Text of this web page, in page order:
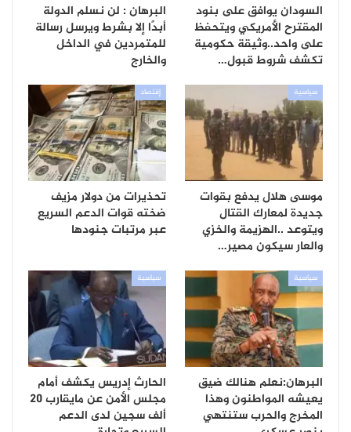
السودان يوافق على بنود
المقترح الأمريكي ويتحفظ
على واحد..وثيقة حكومية
تكشف شروط قبول…
البرهان : لن نسلم الدولة
أبدًا إلا بشرط ويرسل رسالة
للمتمردين في الداخل
والخارج
سياسية
موسى هلال يدفع بقوات
جديدة لمعارك القتال
ويتوعد ..الهزيمة والخزي
والعار سيكون مصير…
إقتصاد
تحذيرات من دولار مزيف
ضخته قوات الدعم السريع
عبر مرتبات جنودها
سياسية
البرهان:نعلم هنالك ضيق
يعيشه المواطنون وهذا
المخرج والحرب ستنتهي
سياسية
الحارث إدريس يكشف أمام
مجلس الأمن عن مايقارب 20
ألف سجين لدى الدعم